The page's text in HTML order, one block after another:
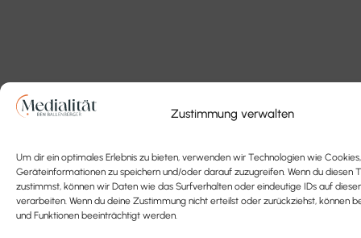
Zustimmung verwalten
Um dir ein optimales Erlebnis zu bieten, verwenden wir Technologien wie
Geräteinformationen zu speichern und/oder darauf zuzugreifen. Wenn du diesen
zustimmst, können wir Daten wie das Surfverhalten oder eindeutige IDs auf
verarbeiten. Wenn du deine Zustimmung nicht erteilst oder zurückziehst, können
und Funktionen beeinträchtigt werden.